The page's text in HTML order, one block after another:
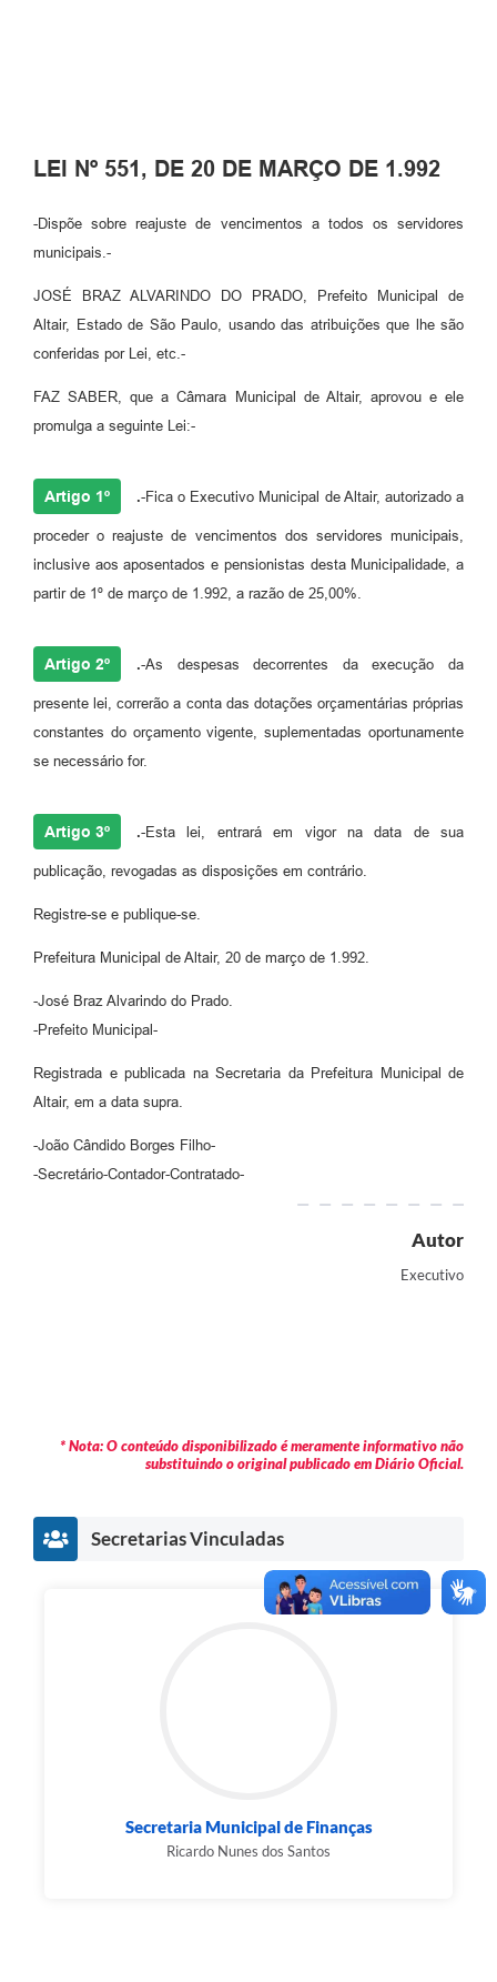
LEI Nº 551, DE 20 DE MARÇO DE 1.992
-Dispõe sobre reajuste de vencimentos a todos os servidores
municipais.-
JOSÉ BRAZ ALVARINDO DO PRADO, Prefeito Municipal de
Altair, Estado de São Paulo, usando das atribuições que lhe são
conferidas por Lei, etc.-
FAZ SABER, que a Câmara Municipal de Altair, aprovou e ele
promulga a seguinte Lei:-
Artigo 1º .-Fica o Executivo Municipal de Altair, autorizado a
proceder o reajuste de vencimentos dos servidores municipais,
inclusive aos aposentados e pensionistas desta Municipalidade, a
partir de 1º de março de 1.992, a razão de 25,00%.
Artigo 2º .-As despesas decorrentes da execução da
presente lei, correrão a conta das dotações orçamentárias próprias
constantes do orçamento vigente, suplementadas oportunamente
se necessário for.
Artigo 3º .-Esta lei, entrará em vigor na data de sua
publicação, revogadas as disposições em contrário.
Registre-se e publique-se.
Prefeitura Municipal de Altair, 20 de março de 1.992.
-José Braz Alvarindo do Prado.
-Prefeito Municipal-
Registrada e publicada na Secretaria da Prefeitura Municipal de
Altair, em a data supra.
-João Cândido Borges Filho-
-Secretário-Contador-Contratado-
Autor
Executivo
* Nota: O conteúdo disponibilizado é meramente informativo não
substituindo o original publicado em Diário Oficial.
Secretarias Vinculadas
Secretaria Municipal de Finanças
Ricardo Nunes dos Santos